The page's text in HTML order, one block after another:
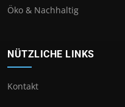
Öko & Nachhaltig
NÜTZLICHE LINKS
Kontakt